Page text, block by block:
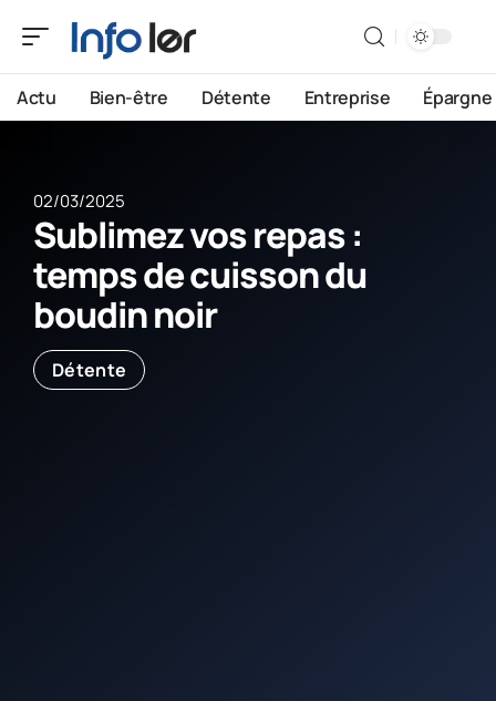
Actu Bien-être Détente Entreprise Épargne
02/03/2025
Sublimez vos repas :
temps de cuisson du
boudin noir
Détente